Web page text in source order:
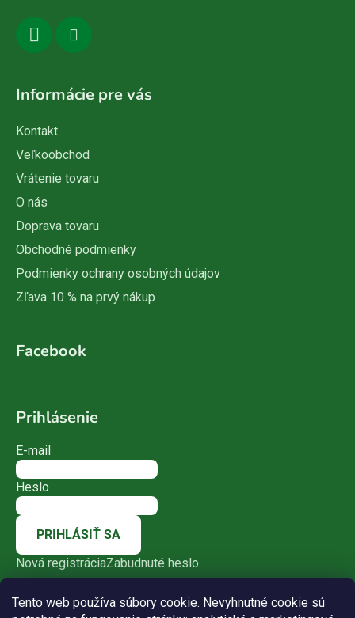
Tento web používa súbory cookie. Nevyhnutné cookie sú
Informácie pre vás
Kontakt
Veľkoobchod
Vrátenie tovaru
O nás
Doprava tovaru
Obchodné podmienky
Podmienky ochrany osobných údajov
Zľava 10 % na prvý nákup
Facebook
Prihlásenie
E-mail
Heslo
PRIHLÁSIŤ SA
Nová registráciaZabudnuté heslo